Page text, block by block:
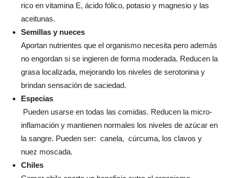
rico en vitamina E, ácido fólico, potasio y magnesio y las
aceitunas.
Semillas y nueces
Aportan nutrientes que el organismo necesita pero además
no engordan si se ingieren de forma moderada. Reducen la
grasa localizada, mejorando los niveles de serotonina y
brindan sensación de saciedad.
Especias
Pueden usarse en todas las comidas. Reducen la micro-
inflamación y mantienen normales los niveles de azúcar en
la sangre. Pueden ser: canela, cúrcuma, los clavos y
nuez moscada.
Chiles